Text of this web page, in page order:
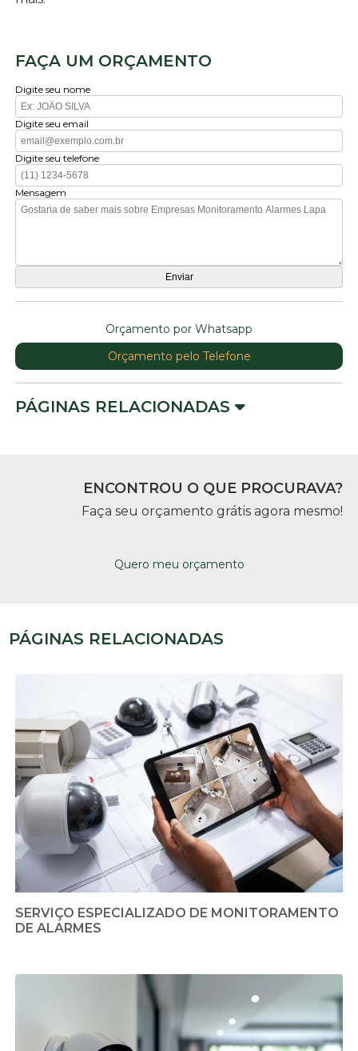
FAÇA UM ORÇAMENTO
Digite seu nome
Digite seu email
Digite seu telefone
Mensagem
Orçamento por Whatsapp
Orçamento pelo Telefone
PÁGINAS RELACIONADAS
ENCONTROU O QUE PROCURAVA?
Faça seu orçamento grátis agora mesmo!
Quero meu orçamento
PÁGINAS RELACIONADAS
SERVIÇO ESPECIALIZADO DE MONITORAMENTO
DE ALARMES